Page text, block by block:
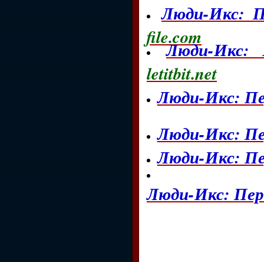
Люди-Икс:
file.com
Люди-Икс:
letitbit.net
Люди-Икс:
Люди-Икс:
Люди-Икс:
Люди-Икс: